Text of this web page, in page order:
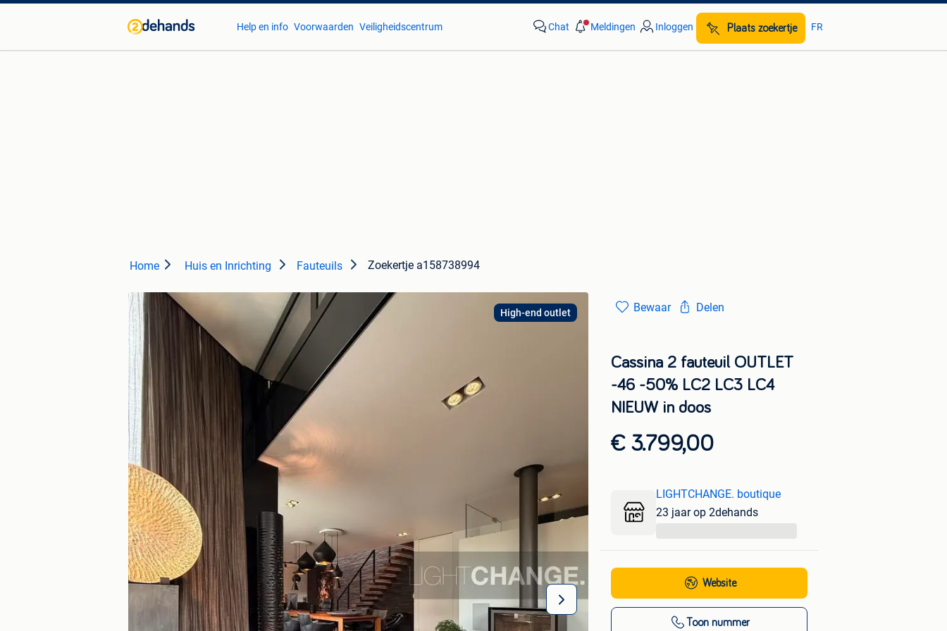
Help en info Voorwaarden Veiligheidscentrum Chat Meldingen Inloggen Plaats zoekertje FR
Home Huis en Inrichting Fauteuils Zoekertje a158738994
High-end outlet Bewaar Delen
Cassina 2 fauteuil OUTLET
-46 -50% LC2 LC3 LC4
NIEUW in doos
€ 3.799,00
LIGHTCHANGE. boutique
23 jaar op 2dehands
Website
Toon nummer